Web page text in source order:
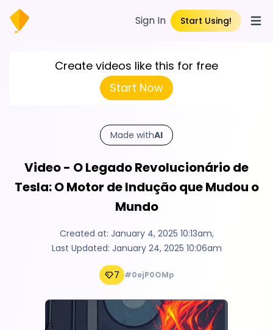
Sign In Start Using!
Create videos like this for free
Start Now
Made withAI
Video - O Legado Revolucionário de
Tesla: O Motor de Indução que Mudou o
Mundo
Created at: January 4, 2025 10:13am,
Last Updated: January 24, 2025 10:06am
7 #0ejP0OMp